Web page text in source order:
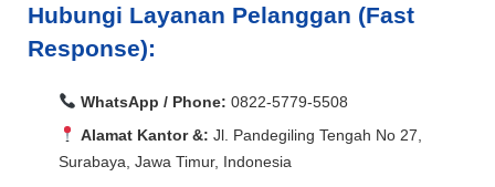
Hubungi Layanan Pelanggan (Fast
Response):
WhatsApp / Phone: 0822-5779-5508
Alamat Kantor &: Jl. Pandegiling Tengah No 27,
Surabaya, Jawa Timur, Indonesia